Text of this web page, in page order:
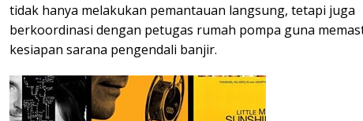
tidak hanya melakukan pemantauan langsung, tetapi juga
berkoordinasi dengan petugas rumah pompa guna
kesiapan sarana pengendali banjir.